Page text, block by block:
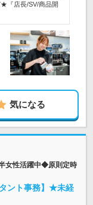
『店長/SV/商品開
気になる
女性活躍中◆原則定時
ント事務】★未経